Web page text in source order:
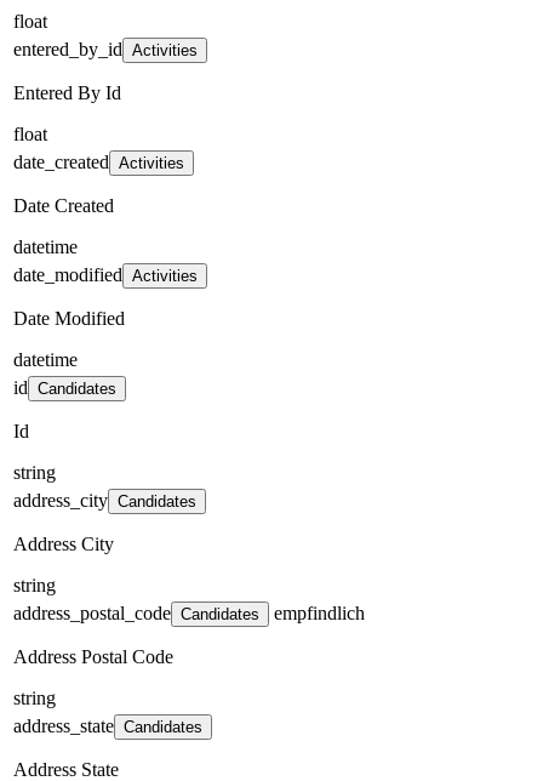
float
entered_by_id Activities
Entered By Id
float
date_created Activities
Date Created
datetime
date_modified Activities
Date Modified
datetime
id Candidates
Id
string
address_city Candidates
Address City
string
address_postal_code Candidates empfindlich
Address Postal Code
string
address_state Candidates
Address State